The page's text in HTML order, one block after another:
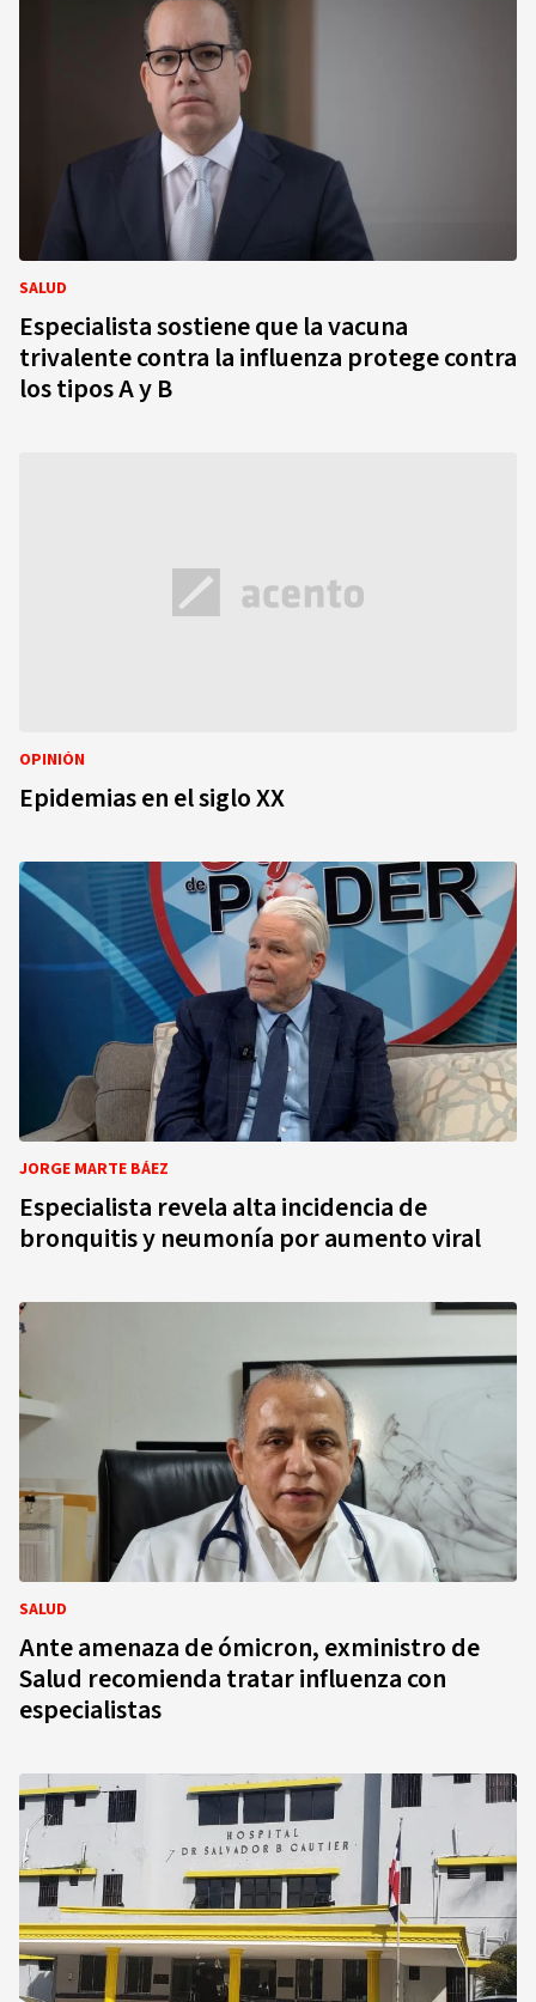
SALUD
Especialista sostiene que la vacuna
trivalente contra la influenza protege contra
los tipos A y B
OPINIÓN
Epidemias en el siglo XX
JORGE MARTE BÁEZ
Especialista revela alta incidencia de
bronquitis y neumonía por aumento viral
SALUD
Ante amenaza de ómicron, exministro de
Salud recomienda tratar influenza con
especialistas